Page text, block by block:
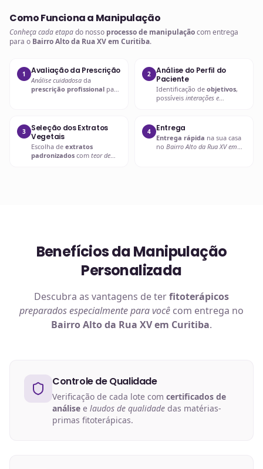
Como Funciona a Manipulação
Conheça cada etapado nosso processo de manipulaçãocom entrega
para o Bairro Alto da Rua XV em Curitiba.
1 Avaliação da Prescrição
Análise cuidadosa da
prescrição profissional para
2
Análise do Perfil do
Paciente
Identificação de objetivos,
possíveis interações e
3
Seleção dos Extratos
Vegetais
Escolha de extratos
padronizados com teor de
4 Entrega
Entrega rápida na sua casa
no Bairro Alto da Rua XV em
Benefícios da Manipulação
Personalizada
Descubra as vantagens de terfitoterápicos
preparados especialmente para você com entrega no
Bairro Alto da Rua XV em Curitiba.
Controle de Qualidade
Verificação de cada lote com certificados de
análise e laudos de qualidade das matérias-
primas fitoterápicas.